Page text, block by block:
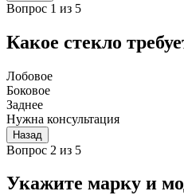
Вопрос 1 из 5
Какое стекло
Лобовое
Боковое
Заднее
Нужна консультация
Назад
Вопрос 2 из 5
Укажите марку и